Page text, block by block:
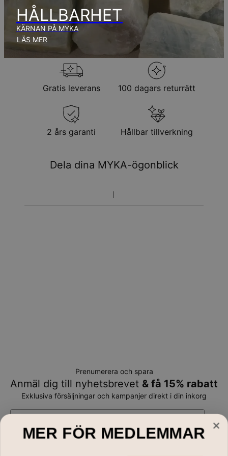
produktionstid.
Returpolicy
Observera att personliga smycken är unika och endast kan
returneras för utbyte eller butikskredit
HÅLLBARHET
KÄRNAN PÅ MYKA
LÄS MER
Gratis leverans 100 dagars returrätt
2 års garanti Hållbar tillverkning
Dela dina MYKA-ögonblick
Prenumerera och spara
Anmäl dig till nyhetsbrevet & få 15% rabatt
Exklusiva försäljningar och kampanjer direkt i din inkorg
MER FÖR MEDLEMMAR